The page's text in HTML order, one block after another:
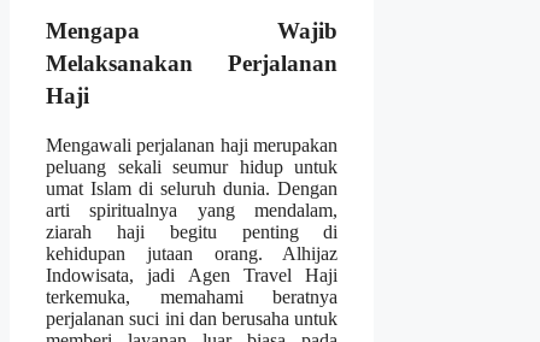
Mengapa Wajib
Melaksanakan Perjalanan
Haji
Mengawali perjalanan haji merupakan
peluang sekali seumur hidup untuk
umat Islam di seluruh dunia. Dengan
arti spiritualnya yang mendalam,
ziarah haji begitu penting di
kehidupan jutaan orang. Alhijaz
Indowisata, jadi Agen Travel Haji
terkemuka, memahami beratnya
perjalanan suci ini dan berusaha untuk